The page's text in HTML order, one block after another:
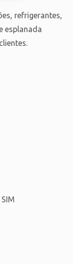
refrigerantes,
esplanada
SIM